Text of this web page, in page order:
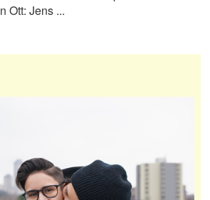
Ott: Jens ...